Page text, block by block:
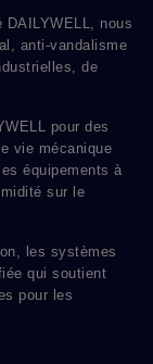
nous
anti-vandalisme
de
pour des
vie mécanique
équipements à
sur le
les systèmes
qui soutient
pour les